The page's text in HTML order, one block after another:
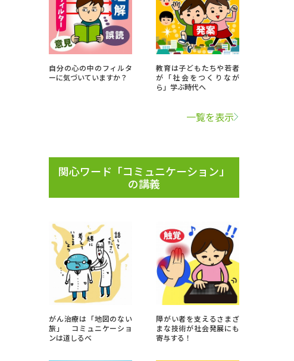
大学検索
べる
ページ（高3生用）
ログラムから探す
資料検索
自分の心の中のフィルタ
ーに気づいていますか？
教育は子どもたちや若者
が「社会をつくりなが
ら」学ぶ時代へ
一覧を表示
関心ワード「コミュニケーション」
の講義
がん治療は「地図のない
旅」 コミュニケーショ
ンは道しるべ
障がい者を支えるさまざ
まな技術が社会発展にも
寄与する！